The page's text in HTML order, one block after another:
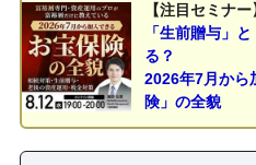
【注目セミナ
「生前贈与」
る？
2026年7月から
険」の全貌